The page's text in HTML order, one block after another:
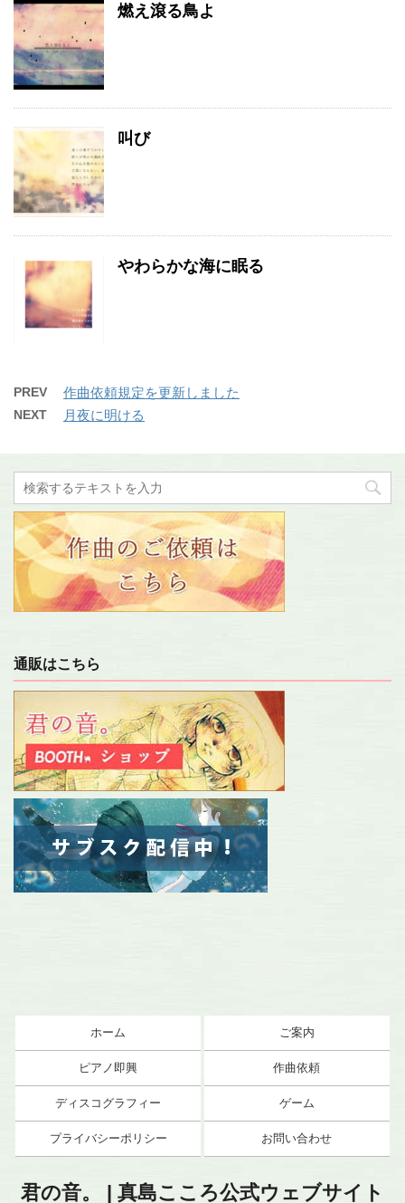
燃え滾る鳥よ
叫び
やわらかな海に眠る
PREV 作曲依頼規定を更新しました
NEXT 月夜に明ける
通販はこちら
ホーム ご案内
ピアノ即興 作曲依頼
ディスコグラフィー ゲーム
プライバシーポリシー お問い合わせ
君の音。 | 真島こころ公式ウェブサイト